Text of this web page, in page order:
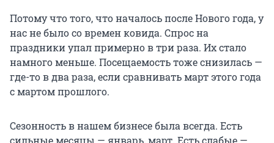
Потому что того, что началось после Нового года, у
нас не было со времен ковида. Спрос на
праздники упал примерно в три раза. Их стало
намного меньше. Посещаемость тоже снизилась —
где-то в два раза, если сравнивать март этого года
с мартом прошлого.
Сезонность в нашем бизнесе была всегда. Есть
сильные месяцы — январь, март. Есть слабые —